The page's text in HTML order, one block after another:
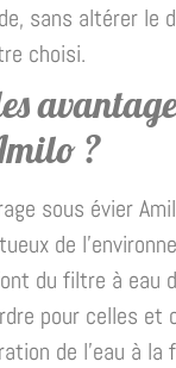
sans altérer le
choisi.
?
sous évier
de
du filtre à eau
pour celles et
de l’eau à